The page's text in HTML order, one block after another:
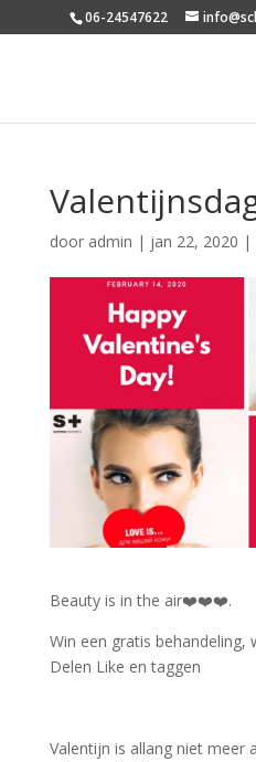
06-24547622
door admin | jan 22, 2020 |
Beauty is in the air❤️❤️❤️.
Win een gratis behandeling,
Delen Like en taggen
Valentijn is allang niet meer